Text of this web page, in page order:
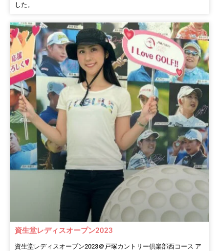
した。
資生堂レディスオープン2023
資生堂レディスオープン2023＠戸塚カントリー倶楽部西コース ア